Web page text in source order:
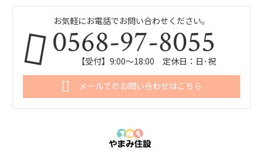
お気軽にお電話でお問い合わせください。
0568-97-8055
【受付】9:00～18:00 定休日：日･祝
メールでのお問い合わせはこちら